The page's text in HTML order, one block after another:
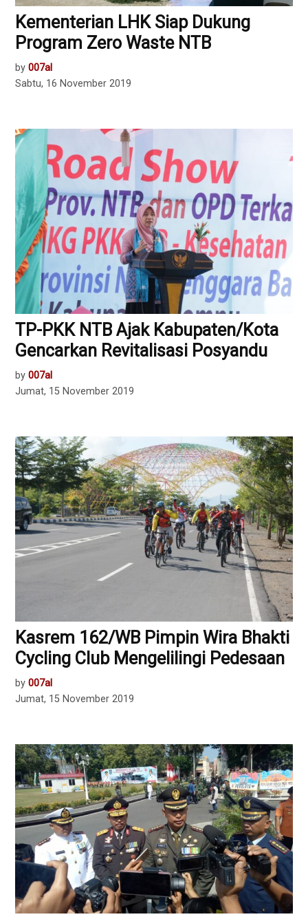
Kementerian LHK Siap Dukung
Program Zero Waste NTB
by 007al
Sabtu, 16 November 2019
TP-PKK NTB Ajak Kabupaten/Kota
Gencarkan Revitalisasi Posyandu
by 007al
Jumat, 15 November 2019
Kasrem 162/WB Pimpin Wira Bhakti
Cycling Club Mengelilingi Pedesaan
by 007al
Jumat, 15 November 2019